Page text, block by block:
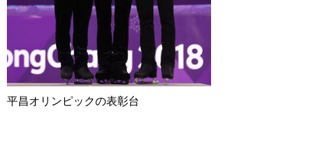
平昌オリンピックの表彰台